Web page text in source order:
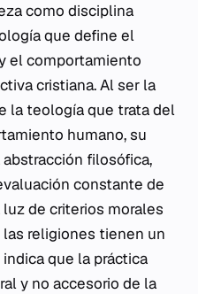
como disciplina
que define el
el comportamiento
cristiana. Al ser la
la teología que trata del
humano, su
filosófica,
constante de
de criterios morales
religiones tienen un
que la práctica
y no accesorio de la